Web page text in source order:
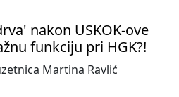
nakon USKOK-ove
funkciju pri HGK?!
Martina Ravlić